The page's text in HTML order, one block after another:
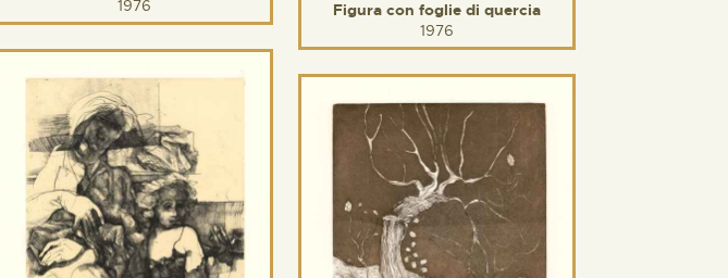
1976
Figura con foglie di quercia
1976